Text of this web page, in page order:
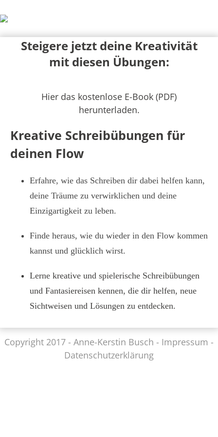
Steigere jetzt deine Kreativität
mit diesen Übungen:
Hier das kostenlose E-Book (PDF)
herunterladen.
Kreative Schreibübungen für
deinen Flow
Erfahre, wie das Schreiben dir dabei helfen kann,
deine Träume zu verwirklichen und deine
Einzigartigkeit zu leben.
Finde heraus, wie du wieder in den Flow kommen
kannst und glücklich wirst.
Lerne kreative und spielerische Schreibübungen
und Fantasiereisen kennen, die dir helfen, neue
Sichtweisen und Lösungen zu entdecken.
Copyright 2017 - Anne-Kerstin Busch - Imp ressum -
Datenschutzerklärung